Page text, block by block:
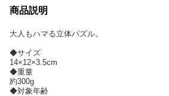
商品説明
大人もハマる立体パズル。
◆サイズ
14×12×3.5cm
◆重量
約300g
◆対象年齢